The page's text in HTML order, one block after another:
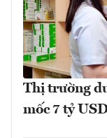
Thị trường
mốc 7 tỷ